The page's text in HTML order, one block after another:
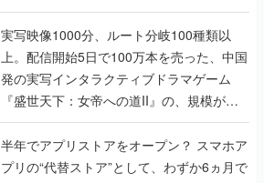
『TATSUJIN EXTREME』で初タッグを組
んだレジェンド2人に訊く開発秘話
実写映像1000分、ルート分岐100種類以
上。配信開始5日で100万本を売った、中国
発の実写インタラクティブドラマゲーム
『盛世天下：女帝への道II』の、規模が違
うこだわりをプロデューサーに聞いた
半年でアプリストアをオープン？ スマホア
プリの“代替ストア”として、わずか6ヵ月で